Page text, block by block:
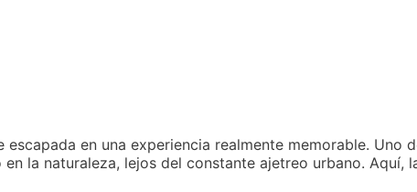
escapada en una experiencia realmente memorable. Uno
la naturaleza, lejos del constante ajetreo urbano. Aquí,